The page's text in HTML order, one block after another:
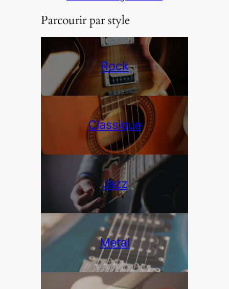
Parcourir par style
Rock
Classique
Jazz
Metal